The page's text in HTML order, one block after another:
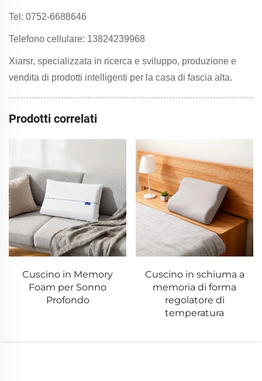
Tel: 0752-6688646
Telefono cellulare: 13824239968
Xiarsr, specializzata in ricerca e sviluppo, produzione e
vendita di prodotti intelligenti per la casa di fascia alta.
Prodotti correlati
Cuscino in Memory
Foam per Sonno
Profondo
Cuscino in schiuma a
memoria di forma
regolatore di
temperatura